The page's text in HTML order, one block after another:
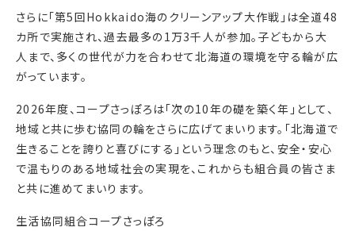
さらに「第5回Hokkaido海のクリーンアップ大作戦」は全道48
カ所で実施され、過去最多の1万3千人が参加。子どもから大
人まで、多くの世代が力を合わせて北海道の環境を守る輪が広
がっています。
2026年度、コープさっぽろは「次の10年の礎を築く年」として、
地域と共に歩む協同の輪をさらに広げてまいります。「北海道で
生きることを誇りと喜びにする」という理念のもと、安全・安心
で温もりのある地域社会の実現を、これからも組合員の皆さま
と共に進めてまいります。
生活協同組合コープさっぽろ